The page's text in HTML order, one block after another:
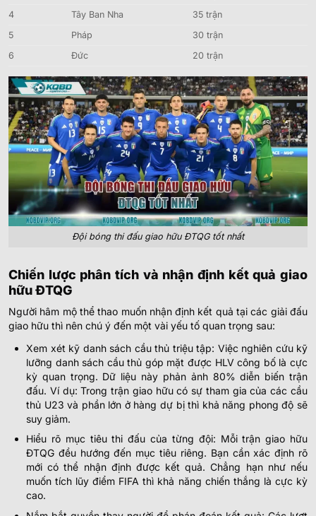
4
Tây Ban Nha
35 trận
5
Pháp
30 trận
6
Đức 20 trận
Đội bóng thi đấu giao hữu ĐTQG tốt nhất
Chiến lược phân tích và nhận định kết quả giao
hữu ĐTQG
Người hâm mộ thể thao muốn nhận định kết quả tại các giải đấu
giao hữu thì nên chú ý đến một vài yếu tố quan trọng sau:
Xem xét kỹ danh sách cầu thủ triệu tập: Việc nghiên cứu kỹ
lưỡng danh sách cầu thủ góp mặt được HLV công bố là cực
kỳ quan trọng. Dữ liệu này phản ảnh 80% diễn biến trận
đấu. Ví dụ: Trong trận giao hữu có sự tham gia của các cầu
thủ U23 và phần lớn ở hàng dự bị thì khả năng phong độ sẽ
suy giảm.
Hiểu rõ mục tiêu thi đấu của từng đội: Mỗi trận giao hữu
ĐTQG đều hướng đến mục tiêu riêng. Bạn cần xác định rõ
mới có thể nhận định được kết quả. Chẳng hạn như nếu
muốn tích lũy điểm FIFA thì khả năng chiến thắng là cực kỳ
cao.